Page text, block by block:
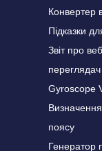
Конвертер
Підказки
Звіт про
Gyroscope
поясу
Генератор